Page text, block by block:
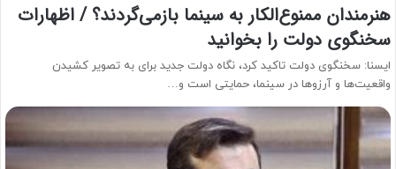
هنرمندان ممنوع‌الکار به سینما بازمی‌گردند؟ / اظهارات
سخنگوی دولت را بخوانید
ایسنا: سخنگوی دولت تاکید کرد، نگاه دولت جدید برای به تصویر کشیدن
واقعیت‌ها و آرزوها در سینما، حمایتی است و…